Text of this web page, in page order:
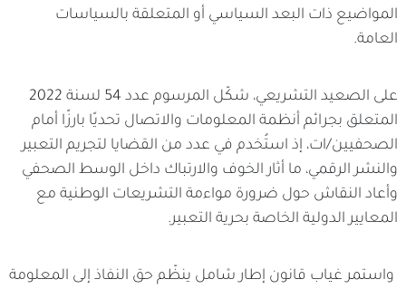
المواضيع ذات البعد السياسي أو المتعلقة بالسياسات
العامة.
على الصعيد التشريعي، شكّل المرسوم عدد 54 لسنة 2022
المتعلق بجرائم أنظمة المعلومات والاتصال تحديًا بارزًا أمام
الصحفيين/ات، إذ استُخدم في عدد من القضايا لتجريم التعبير
والنشر الرقمي، ما أثار الخوف والارتباك داخل الوسط الصحفي
وأعاد النقاش حول ضرورة مواءمة التشريعات الوطنية مع
المعايير الدولية الخاصة بحرية التعبير.
واستمر غياب قانون إطار شامل ينظّم حق النفاذ إلى المعلومة